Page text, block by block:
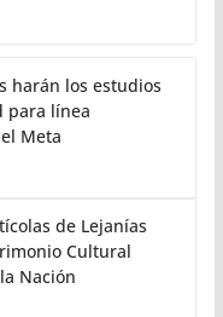
harán los estudios
para línea
Meta
de Lejanías
Cultural
Nación